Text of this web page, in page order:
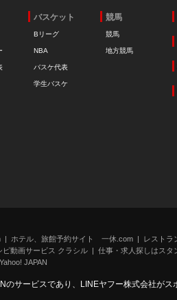
バスケット
Bリーグ
NBA
バスケ代表
学生バスケ
競馬
競馬
地方競馬
ホテル、旅館予約サイト 一休.com
レスト
ピ動画サービス クラシル 仕事・求人探しはスタ
Yahoo! JAPAN
のサービスであり、LINEヤフー株式会社がス